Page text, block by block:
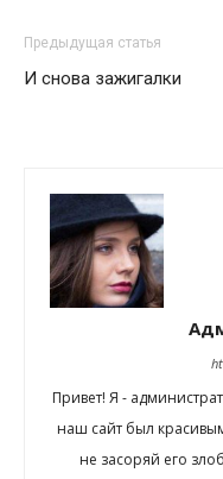
Предыдущая статья
И снова зажигалки
Привет! Я -
наш сайт был
не засоряй его